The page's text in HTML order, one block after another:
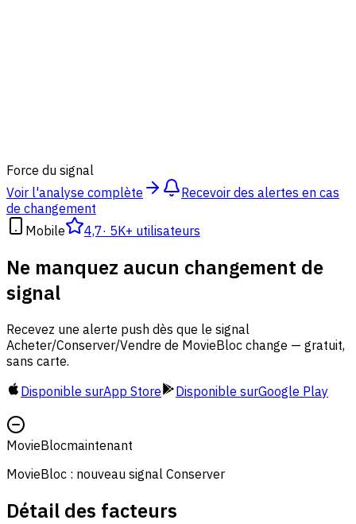
Force du signal
Voir l'analyse complète
Recevoir des alertes en cas
de changement
Mobile
4,7· 5K+ utilisateurs
Ne manquez aucun changement de
signal
Recevez une alerte push dès que le signal
Acheter/Conserver/Vendre de MovieBloc change — gratuit,
sans carte.
Disponible surApp Store Disponible surGoogle Play
MovieBlocmaintenant
MovieBloc : nouveau signal Conserver
Détail des facteurs